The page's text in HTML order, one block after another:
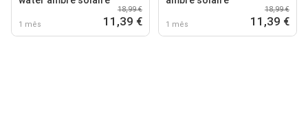
1 mês
18,99 €
11,39 € 1 mês
18,99 €
11,39 €